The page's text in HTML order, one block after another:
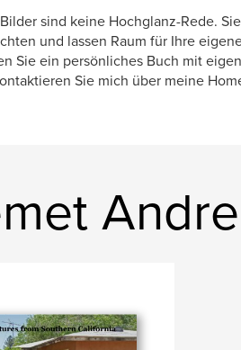
sind keine Hochglanz-Rede.
und lassen Raum für Ihre
Sie ein persönliches Buch mit
Sie mich über meine
Andre